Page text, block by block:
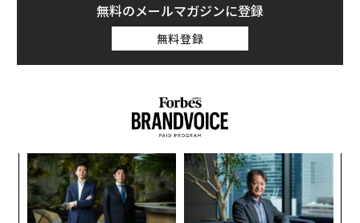
無料のメールマガジンに登録
無料登録